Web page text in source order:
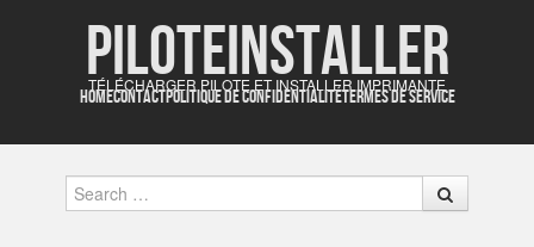
Piloteinstaller
TÉLÉCHARGER PILOTE ET INSTALLER IMPRIMANTE
HOMECONTACTPOLITIQUE DE CONFIDENTIALITÉTERMES DE SERVICE
Search